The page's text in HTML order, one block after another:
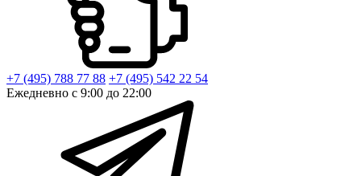
+7 (495) 788 77 88 +7 (495) 542 22 54
Ежедневно с 9:00 до 22:00